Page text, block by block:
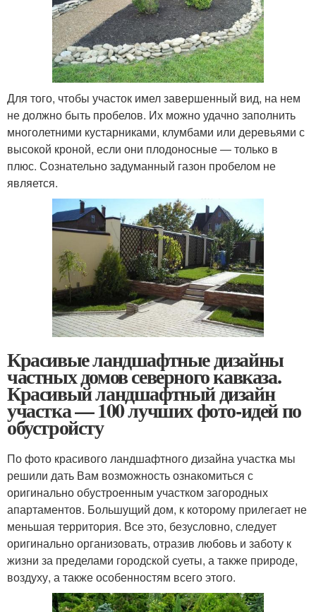
Для того, чтобы участок имел завершенный вид, на нем
не должно быть пробелов. Их можно удачно заполнить
многолетними кустарниками, клумбами или деревьями с
высокой кроной, если они плодоносные — только в
плюс. Сознательно задуманный газон пробелом не
является.
Красивые ландшафтные дизайны
частных домов северного кавказа.
Красивый ландшафтный дизайн
участка — 100 лучших фото-идей по
обустройсту
По фото красивого ландшафтного дизайна участка мы
решили дать Вам возможность ознакомиться с
оригинально обустроенным участком загородных
апартаментов. Большущий дом, к которому прилегает не
меньшая территория. Все это, безусловно, следует
оригинально организовать, отразив любовь и заботу к
жизни за пределами городской суеты, а также природе,
воздуху, а также особенностям всего этого.